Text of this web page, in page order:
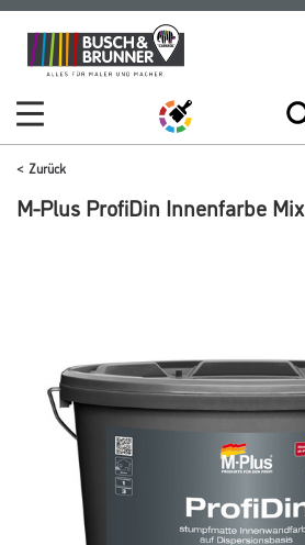
Zum
Inhalt
Zum
Navigationsmenü
Zurück
M-Plus ProfiDin Innenfarbe Mix